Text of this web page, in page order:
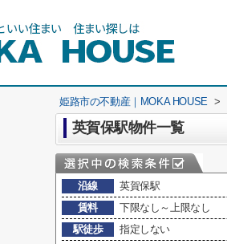
姫路市の不動産｜MOKA HOUSE >
英賀保駅物件一覧
沿線
英賀保駅
賃料
下限なし～上限なし
駅徒歩
指定しない